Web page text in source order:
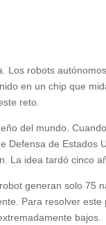
robots
en un chip que
reto.
del mundo.
Defensa de Estados
La idea tardó cinco
generan solo 75
Para resolver este
bajos.